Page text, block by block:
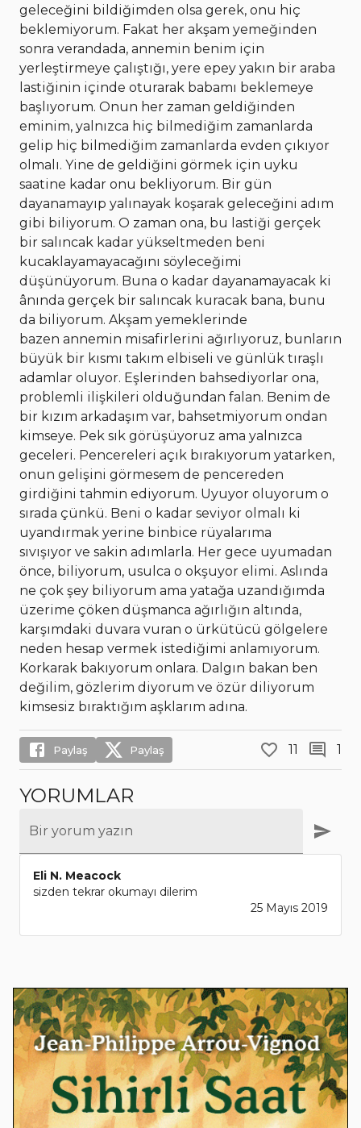
geleceğini bildiğimden olsa gerek, onu hiç
beklemiyorum. Fakat her akşam yemeğinden
sonra verandada, annemin benim için
yerleştirmeye çalıştığı, yere epey yakın bir araba
lastiğinin içinde oturarak babamı beklemeye
başlıyorum. Onun her zaman geldiğinden
eminim, yalnızca hiç bilmediğim zamanlarda
gelip hiç bilmediğim zamanlarda evden çıkıyor
olmalı. Yine de geldiğini görmek için uyku
saatine kadar onu bekliyorum. Bir gün
dayanamayıp yalınayak koşarak geleceğini adım
gibi biliyorum. O zaman ona, bu lastiği gerçek
bir salıncak kadar yükseltmeden beni
kucaklayamayacağını söyleceğimi
düşünüyorum. Buna o kadar dayanamayacak ki
ânında gerçek bir salıncak kuracak bana, bunu
da biliyorum. Akşam yemeklerinde
bazen annemin misafirlerini ağırlıyoruz, bunların
büyük bir kısmı takım elbiseli ve günlük tıraşlı
adamlar oluyor. Eşlerinden bahsediyorlar ona,
problemli ilişkileri olduğundan falan. Benim de
bir kızım arkadaşım var, bahsetmiyorum ondan
kimseye. Pek sık görüşüyoruz ama yalnızca
geceleri. Pencereleri açık bırakıyorum yatarken,
onun gelişini görmesem de pencereden
girdiğini tahmin ediyorum. Uyuyor oluyorum o
sırada çünkü. Beni o kadar seviyor olmalı ki
uyandırmak yerine binbice rüyalarıma
sıvışıyor ve sakin adımlarla. Her gece uyumadan
önce, biliyorum, usulca o okşuyor elimi. Aslında
ne çok şey biliyorum ama yatağa uzandığımda
üzerime çöken düşmanca ağırlığın altında,
karşımdaki duvara vuran o ürkütücü gölgelere
neden hesap vermek istediğimi anlamıyorum.
Korkarak bakıyorum onlara. Dalgın bakan ben
değilim, gözlerim diyorum ve özür diliyorum
kimsesiz bıraktığım aşklarım adına.
Paylaş Paylaş 11 1
YORUMLAR
Bir yorum yazın
Eli N. Meacock
sizden tekrar okumayı dilerim
25 Mayıs 2019